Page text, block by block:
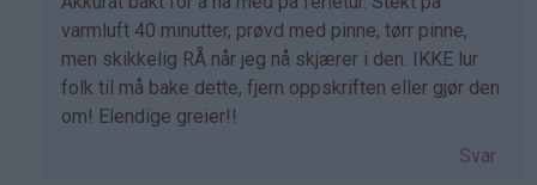
svar
på
av
Svanhild
varmluft 40 minutter, prøvd med pinne, tørr pinne,
men skikkelig RÅ når jeg nå skjærer i den. IKKE lur
folk til må bake dette, fjern oppskriften eller gjør den
om! Elendige greier!!
Svar